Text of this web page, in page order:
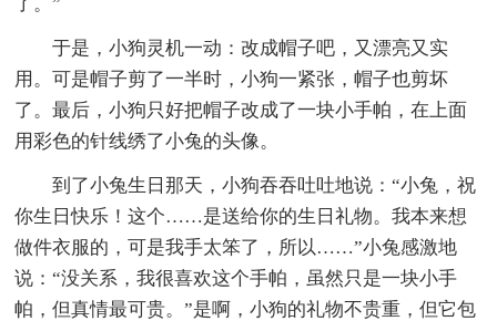
于是，小狗灵机一动：改成帽子吧，又漂亮又实
用。可是帽子剪了一半时，小狗一紧张，帽子也剪坏
了。最后，小狗只好把帽子改成了一块小手帕，在上面
用彩色的针线绣了小兔的头像。
到了小兔生日那天，小狗吞吞吐吐地说：“小兔，祝
你生日快乐！这个……是送给你的生日礼物。我本来想
做件衣服的，可是我手太笨了，所以……”小兔感激地
说：“没关系，我很喜欢这个手帕，虽然只是一块小手
帕，但真情最可贵。”是啊，小狗的礼物不贵重，但它包